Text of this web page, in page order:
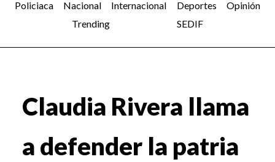
Policiaca
Nacional Internacional Deportes
Opinión
Trending
SEDIF
Claudia Rivera llama
a defender la patria